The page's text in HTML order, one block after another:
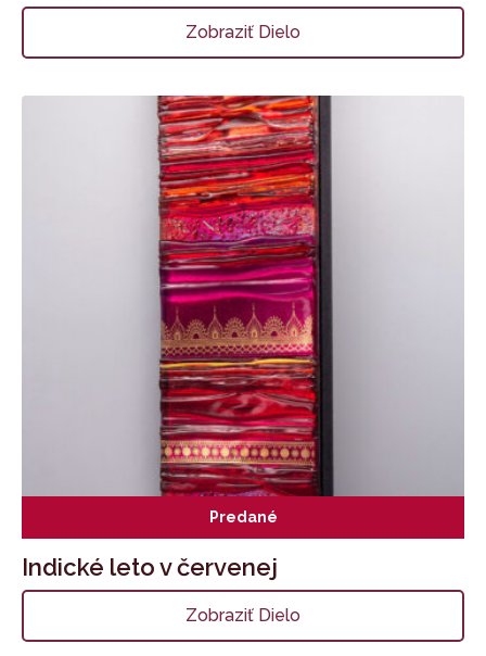
Zobraziť Dielo
Predané
Indické leto v červenej
Zobraziť Dielo